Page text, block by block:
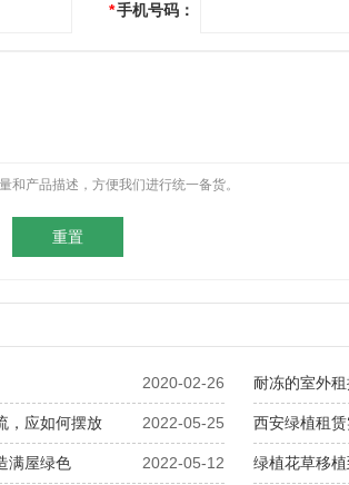
*手机号码：
和产品描述，方便我们进行统一备货。
2020-02-26 耐冻的室外
2022-05-25
，应如何摆放 西安绿植租
2022-05-12
满屋绿色 绿植花草移